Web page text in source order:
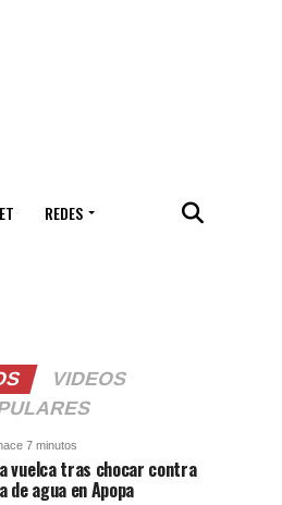
REDES
VIDEOS
7 minutos
vuelca tras chocar contra
de agua en Apopa